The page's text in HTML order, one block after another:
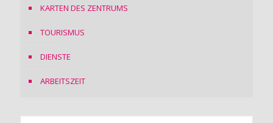
KARTEN DES ZENTRUMS
TOURISMUS
DIENSTE
ARBEITSZEIT